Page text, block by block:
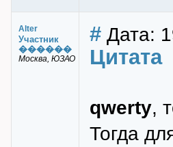
Alter
Участник
������
Москва, ЮЗАО
# Дата:
Цитата
qwerty,
Тогда